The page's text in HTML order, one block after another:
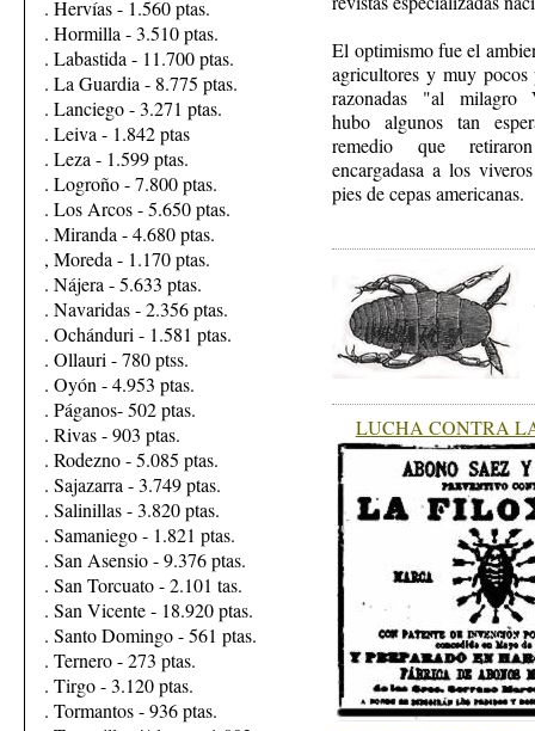
. Hervías - 1.560 ptas.
. Hormilla - 3.510 ptas.
. Labastida - 11.700 ptas.
. La Guardia - 8.775 ptas.
. Lanciego - 3.271 ptas.
. Leiva - 1.842 ptas
. Leza - 1.599 ptas.
. Logroño - 7.800 ptas.
. Los Arcos - 5.650 ptas.
. Miranda - 4.680 ptas.
, Moreda - 1.170 ptas.
. Nájera - 5.633 ptas.
. Navaridas - 2.356 ptas.
. Ochánduri - 1.581 ptas.
. Ollauri - 780 ptss.
. Oyón - 4.953 ptas.
. Páganos- 502 ptas.
. Rivas - 903 ptas.
. Rodezno - 5.085 ptas.
. Sajazarra - 3.749 ptas.
. Salinillas - 3.820 ptas.
. Samaniego - 1.821 ptas.
. San Asensio - 9.376 ptas.
. San Torcuato - 2.101 tas.
. San Vicente - 18.920 ptas.
. Santo Domingo - 561 ptas.
. Ternero - 273 ptas.
. Tirgo - 3.120 ptas.
. Tormantos - 936 ptas.
El optimismo fue el
agricultores y muy pocos
razonadas "al milagro
hubo algunos tan
remedio que
encargadasa a los
pies de cepas americanas.
LUCHA CONTRA